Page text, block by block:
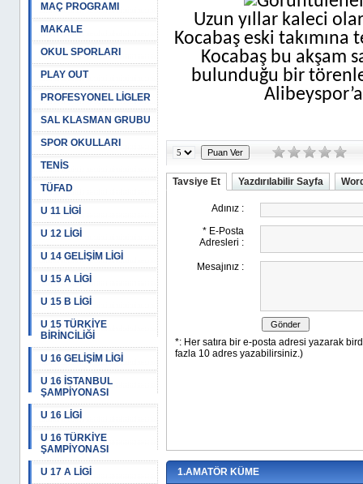
MAÇ PROGRAMI
MAKALE
OKUL SPORLARI
PLAY OUT
PROFESYONEL LİGLER
SAL KLASMAN GRUBU
SPOR OKULLARI
TENİS
TÜFAD
U 11 LİGİ
U 12 LİGİ
U 14 GELİŞİM LİGİ
U 15 A LİGİ
U 15 B LİGİ
U 15 TÜRKİYE
BİRİNCİLİĞİ
U 16 GELİŞİM LİGİ
U 16 İSTANBUL
ŞAMPİYONASI
U 16 LİGİ
U 16 TÜRKİYE
ŞAMPİYONASI
U 17 A LİGİ
Uzun yıllar kaleci
Kocabaş eski
Kocabaş bu akşam
bulunduğu bir
Tavsiye Et Yazdırılabilir Sayfa
1.AMATÖR KÜME